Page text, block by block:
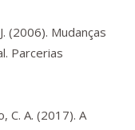
(2006). Mudanças
Parcerias
C. A. (2017). A